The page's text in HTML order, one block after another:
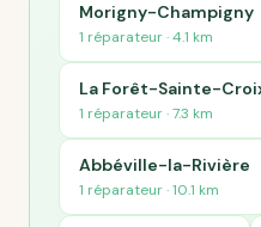
Morigny-Champigny
1 réparateur · 4.1 km
La Forêt-Sainte-
1 réparateur · 7.3 km
Abbéville-la-Rivière
1 réparateur · 10.1 km